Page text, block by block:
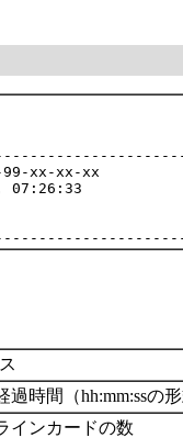
xx-xx-xx
過時間（hh:mm:ssの
インカードの数